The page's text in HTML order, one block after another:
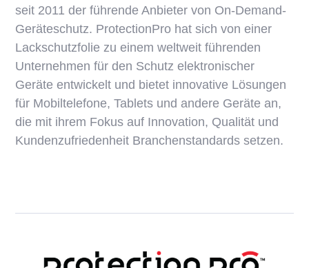
seit 2011 der führende Anbieter von On-Demand-
Geräteschutz. ProtectionPro hat sich von einer
Lackschutzfolie zu einem weltweit führenden
Unternehmen für den Schutz elektronischer
Geräte entwickelt und bietet innovative Lösungen
für Mobiltelefone, Tablets und andere Geräte an,
die mit ihrem Fokus auf Innovation, Qualität und
Kundenzufriedenheit Branchenstandards setzen.